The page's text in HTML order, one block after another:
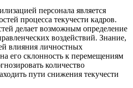
персонала является
процесса текучести кадров.
делает возможным определение
воздействий. Знание,
влияния личностных
его склонность к перемещениям
количество
пути снижения текучести